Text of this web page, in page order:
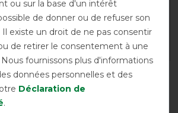
avant 69,95 €
62,95 € *
LISTE DE SOUHAITS
pourraient également
ou sur la base d'un intérêt
de donner ou de refuser son
existe un droit de ne pas consentir
de retirer le consentement à une
fournissons plus d'informations
données personnelles et des
Déclaration de
.